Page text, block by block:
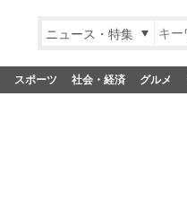
ニュース・特集
スポーツ 社会・経済 グルメ